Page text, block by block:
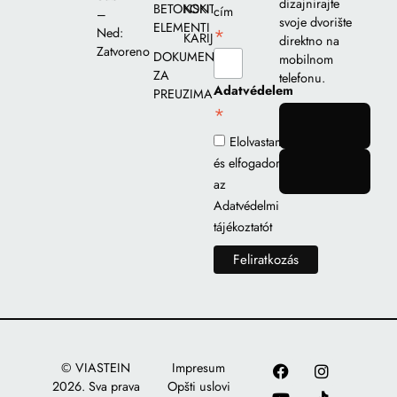
–
Ned:
Zatvoreno
BETONSKI
ELEMENTI
DOKUMENTI
ZA
PREUZIMANJE
KONTAKT
KARIJERA
cím
*
Adatvédelem
*
Elolvastam
és elfogadom
az
Adatvédelmi
tájékoztatót
svoje dvorište
direktno na
mobilnom
telefonu.
© VIASTEIN
2026. Sva prava
Impresum
Opšti uslovi